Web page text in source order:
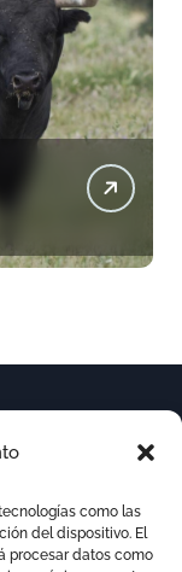
como las
del dispositivo. El
procesar datos como